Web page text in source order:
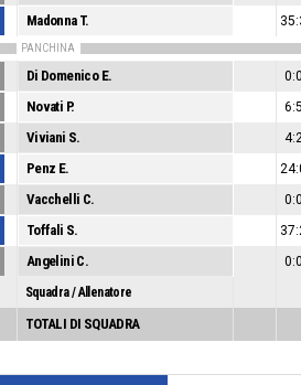
Madonna T.
PANCHINA
Di Domenico E.
Novati P.
Viviani S.
Penz E.
Vacchelli C.
Toffali S.
Angelini C.
Squadra / Allenatore
TOTALI DI SQUADRA